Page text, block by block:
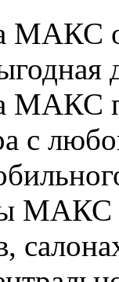
МАКС
МАКС
с
МАКС